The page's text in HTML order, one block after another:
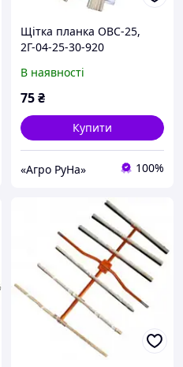
Щітка планка ОВС-25,
2Г-04-25-30-920
В наявності
75₴
Купити
«Агро РуНа» 100%